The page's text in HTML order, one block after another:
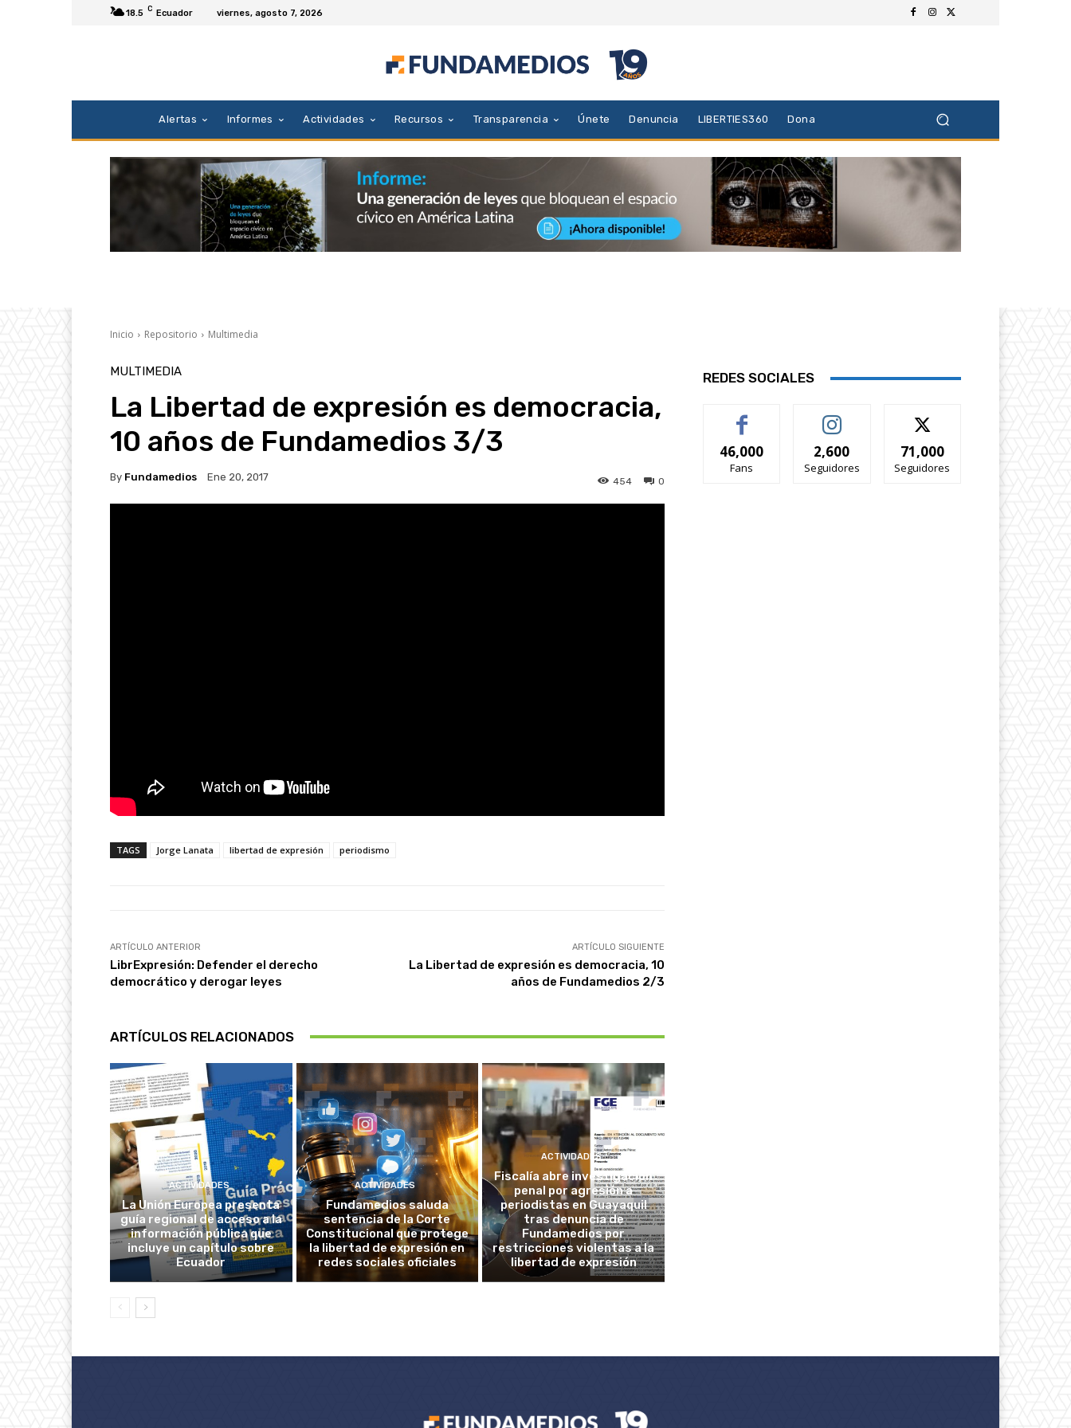
18.5 C Ecuador viernes, agosto 7, 2026
Alertas Informes Actividades Recursos Transparencia Únete Denuncia LIBERTIES360 Dona
Inicio Repositorio Multimedia
MULTIMEDIA
La Libertad de expresión es democracia,
10 años de Fundamedios 3/3
By Fundamedios Ene 20, 2017 0
454
TAGS Jorge Lanata libertad de expresión periodismo
ARTÍCULO ANTERIOR
LibrExpresión: Defender el derecho
democrático y derogar leyes
ARTÍCULO SIGUIENTE
La Libertad de expresión es democracia, 10
años de Fundamedios 2/3
ARTÍCULOS RELACIONADOS
ACTIVIDADES
La Unión Europea presenta
guía regional de acceso a la
información pública que
incluye un capítulo sobre
Ecuador
ACTIVIDADES
Fundamedios saluda
sentencia de la Corte
Constitucional que protege
la libertad de expresión en
redes sociales oficiales
ACTIVIDADES
Fiscalía abre investigación
penal por agresión a
periodistas en Guayaquil
tras denuncia de
Fundamedios por
restricciones violentas a la
libertad de expresión
REDES SOCIALES
46,000
Fans
2,600
Seguidores
71,000
Seguidores